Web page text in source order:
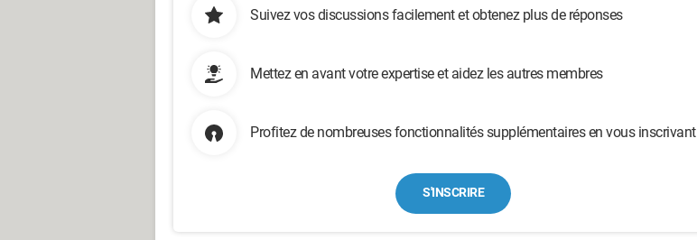
Suivez vos discussions facilement et obtenez plus de réponses
Mettez en avant votre expertise et aidez les autres membres
Profitez de nombreuses fonctionnalités supplémentaires en vous inscrivant
S'INSCRIRE